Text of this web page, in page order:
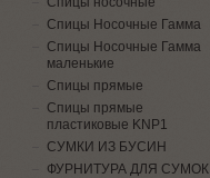
Спицы Носочные Гамма
Спицы Носочные Гамма
маленькие
Спицы прямые
Спицы прямые
пластиковые KNP1
СУМКИ ИЗ БУСИН
ФУРНИТУРА ДЛЯ СУМОК